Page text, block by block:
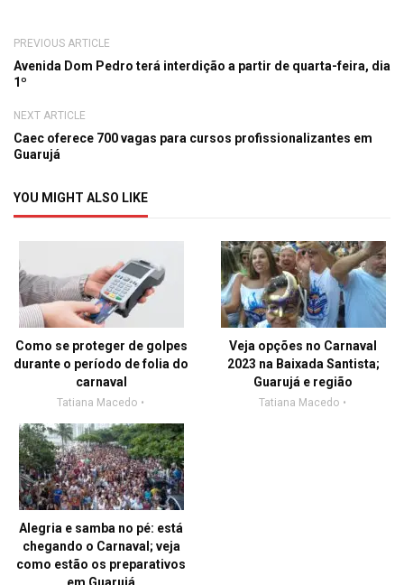
PREVIOUS ARTICLE
Avenida Dom Pedro terá interdição a partir de quarta-feira, dia
1º
NEXT ARTICLE
Caec oferece 700 vagas para cursos profissionalizantes em
Guarujá
YOU MIGHT ALSO LIKE
Como se proteger de golpes
durante o período de folia do
carnaval
Tatiana Macedo
Veja opções no Carnaval
2023 na Baixada Santista;
Guarujá e região
Tatiana Macedo
Alegria e samba no pé: está
chegando o Carnaval; veja
como estão os preparativos
em Guarujá